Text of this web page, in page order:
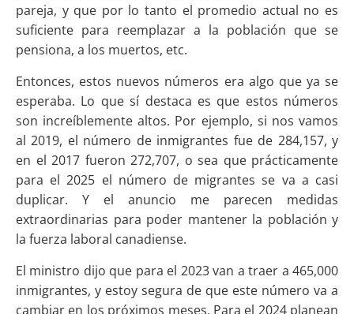
pareja, y que por lo tanto el promedio actual no es
suficiente para reemplazar a la población que se
pensiona, a los muertos, etc.
Entonces, estos nuevos números era algo que ya se
esperaba. Lo que sí destaca es que estos números
son increíblemente altos. Por ejemplo, si nos vamos
al 2019, el número de inmigrantes fue de 284,157, y
en el 2017 fueron 272,707, o sea que prácticamente
para el 2025 el número de migrantes se va a casi
duplicar. Y el anuncio me parecen medidas
extraordinarias para poder mantener la población y
la fuerza laboral canadiense.
El ministro dijo que para el 2023 van a traer a 465,000
inmigrantes, y estoy segura de que este número va a
cambiar en los próximos meses. Para el 2024 planean